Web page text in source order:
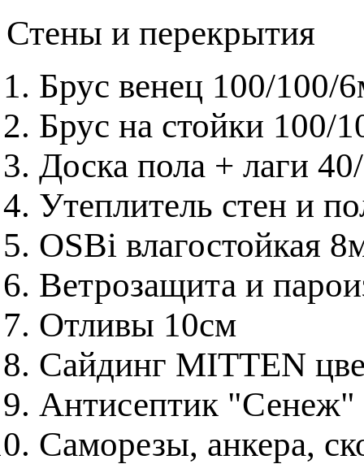
Стены и перекрытия
Брус венец 100/100/
Брус на стойки 100/
Доска пола + лаги
Утеплитель стен и
OSBi влагостойкая
Ветрозащита и
Отливы 10см
Сайдинг MITTEN
Антисептик "Сенеж"
Саморезы, анкера,